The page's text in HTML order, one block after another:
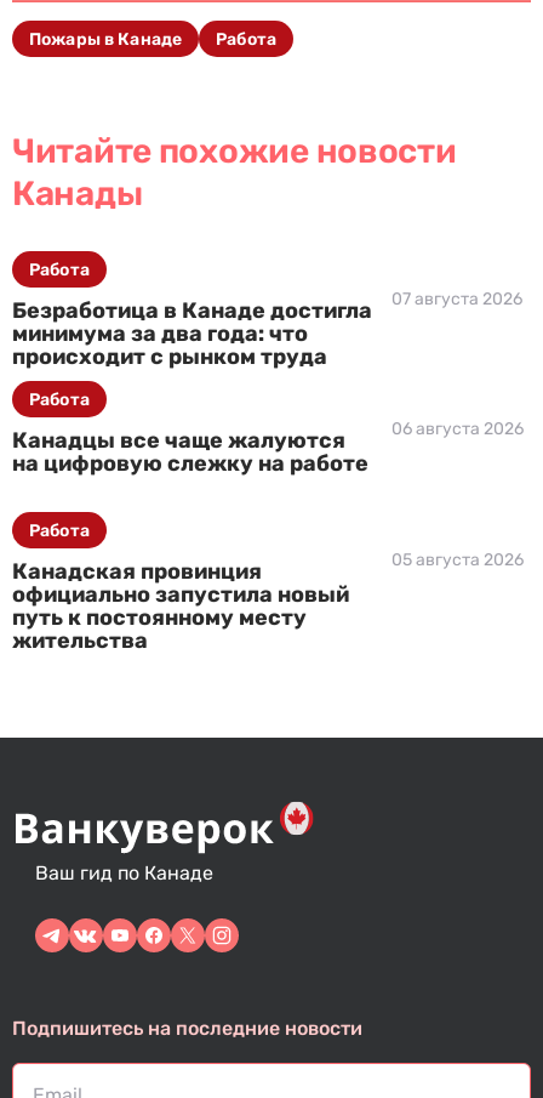
Пожары в Канаде Работа
Читайте похожие новости
Канады
Безработица в Канаде достигла
минимума за два года: что
происходит с рынком труда
07 августа 2026
Работа
Канадцы все чаще жалуются
на цифровую слежку на работе
06 августа 2026
Работа
Канадская провинция
официально запустила новый
путь к постоянному месту
жительства
05 августа 2026
Работа
Ваш гид по Канаде
Подпишитесь на последние новости